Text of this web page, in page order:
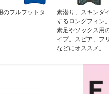
のフルフットタ
素潜り、スキンダ
するロングフィン。
素足やソックス用
イプ。スピア、フ
などにオススメ。